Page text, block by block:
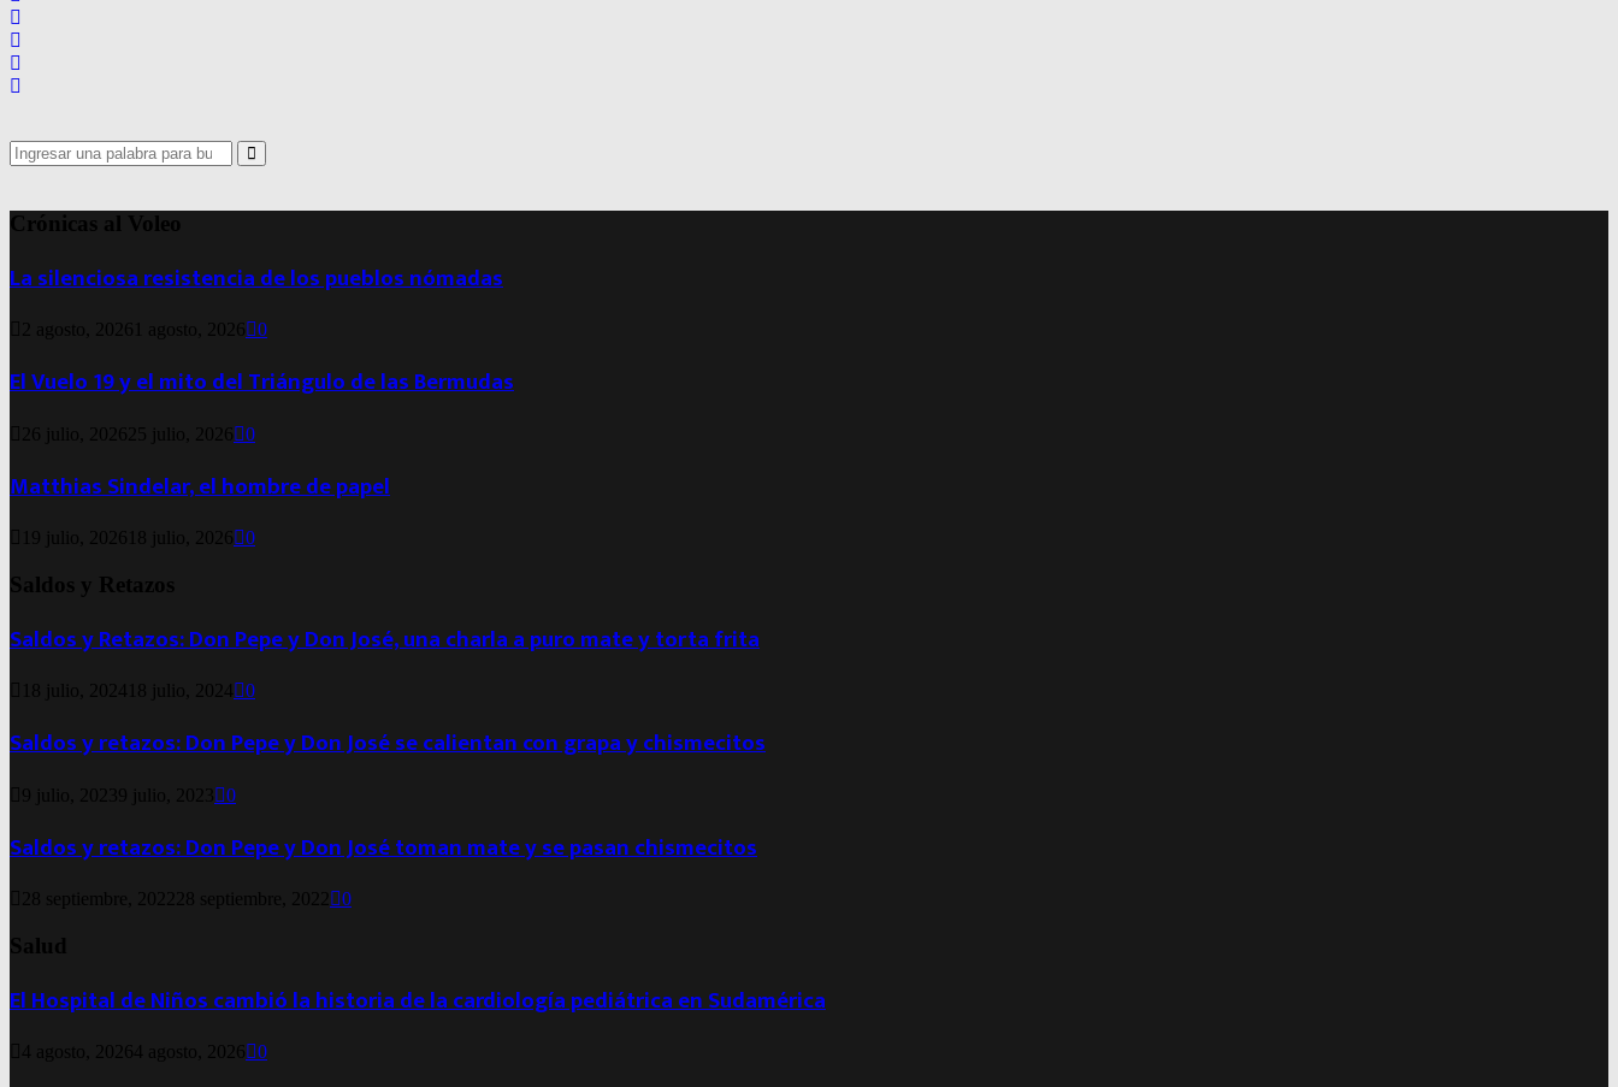
Search
for:
Search
Crónicas al Voleo
La silenciosa resistencia de los pueblos nómadas
2 agosto, 2026 1 agosto, 2026 0
El Vuelo 19 y el mito del Triángulo de las Bermudas
26 julio, 2026 25 julio, 2026 0
Matthias Sindelar, el hombre de papel
19 julio, 2026 18 julio, 2026 0
Saldos y Retazos
Saldos y Retazos: Don Pepe y Don José, una charla a puro mate y torta frita
18 julio, 2024 18 julio, 2024 0
Saldos y retazos: Don Pepe y Don José se calientan con grapa y chismecitos
9 julio, 20239 julio, 2023 0
Saldos y retazos: Don Pepe y Don José toman mate y se pasan chismecitos
28 septiembre, 2022 28 septiembre, 2022 0
Salud
El Hospital de Niños cambió la historia de la cardiología pediátrica en Sudamérica
4 agosto, 20264 agosto, 2026 0